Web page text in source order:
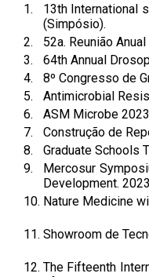
1.
13th International
(Simpósio).
2.
52a. Reunião
3.
64th Annual
4.
8º Congresso de
5.
Antimicrobial
6.
ASM Microbe
7.
Construção de
8.
Graduate Schools
9.
Mercosur
Development.
10. Nature Medicine
11. Showroom de
12. The Fifteenth